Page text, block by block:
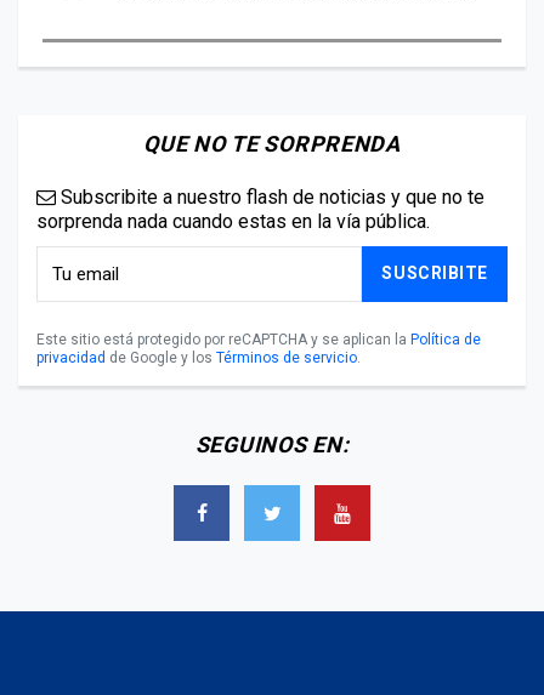
QUE NO TE SORPRENDA
Subscribite a nuestro flash de noticias y que no te
sorprenda nada cuando estas en la vía pública.
SUSCRIBITE
Este sitio está protegido por reCAPTCHA y se aplican la Política de
privacidad de Google y los Términos de servicio.
SEGUINOS EN: